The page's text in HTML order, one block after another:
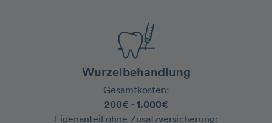
Wurzelbehandlung
Gesamtkosten:
‍200€ - 1.000€
Eigenanteil ohne Zusatzversicherung: